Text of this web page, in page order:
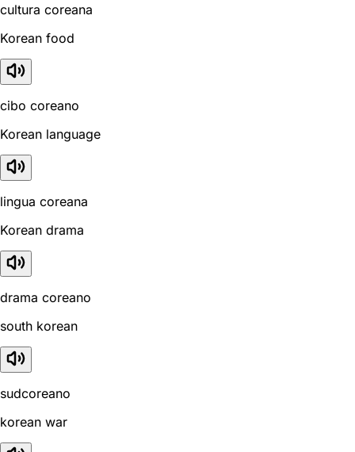
cultura coreana
Korean food
cibo coreano
Korean language
lingua coreana
Korean drama
drama coreano
south korean
sudcoreano
korean war